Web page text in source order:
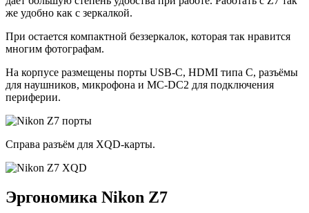
же удобно как с зеркалкой.
При остается компактной беззеркалок, которая так нравится
многим фотографам.
На корпусе размещены порты USB-C, HDMI типа C, разъёмы
для наушников, микрофона и MC-DC2 для подключения
периферии.
Справа разъём для XQD-карты.
Эргономика Nikon Z7